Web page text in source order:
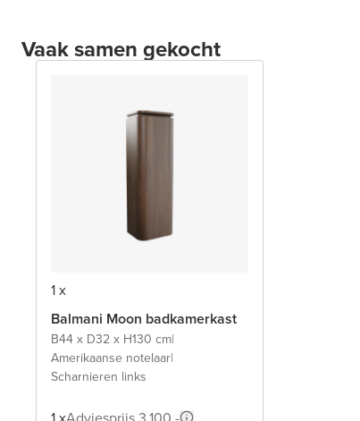
Vaak samen gekocht
1 x
Balmani Moon badkamerkast
B44 x D32 x H130 cm|
Amerikaanse notelaar|
Scharnieren links